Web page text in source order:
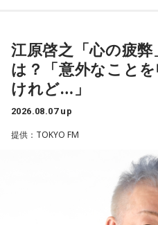
した作品なんですけど、まず
から1にするときに、心のなか
く。そして、風が吹いてめち
そういったものを絶やさずに
みたいな気持ちと、私がお家で
で、今回はアニメのエンディ
もらったんですけど、結構パ
遠山：自分自身の内面をすご
◆“真逆な作り方”で楽曲制作
リーガルリリーは高校在学時
た世界最大級の音楽フェスティ
サウスウエスト）」の出演や
のライブも経験。そのほか、
は主題歌と劇中歌を担当し、
ラマ版「惡の華」では、たか
そして、今秋には初のアジア
江原啓之「心の疲弊
は？「意外なこと
けれど…」
2026.08.07 up
提供：TOKYO FM